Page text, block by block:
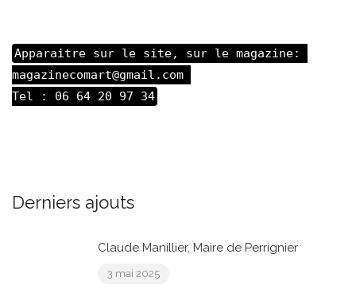
Apparaitre sur le site, sur le magazine:
magazinecomart@gmail.com
Tel : 06 64 20 97 34
Derniers ajouts
Claude Manillier, Maire de Perrignier
3 mai 2025